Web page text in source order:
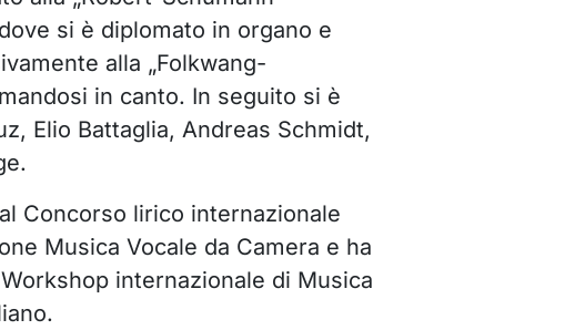
si è diplomato in organo e
alla „Folkwang-
in canto. In seguito si è
Elio Battaglia, Andreas Schmidt,
Concorso lirico internazionale
Musica Vocale da Camera e ha
internazionale di Musica